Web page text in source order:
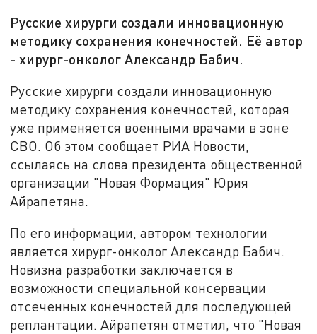
Русские хирурги создали инновационную
методику сохранения конечностей. Её автор
- хирург-онколог Александр Бабич.
Русские хирурги создали инновационную
методику сохранения конечностей, которая
уже применяется военными врачами в зоне
СВО. Об этом сообщает РИА Новости,
ссылаясь на слова президента общественной
организации "Новая Формация" Юрия
Айрапетяна.
По его информации, автором технологии
является хирург-онколог Александр Бабич.
Новизна разработки заключается в
возможности специальной консервации
отсеченных конечностей для последующей
реплантации. Айрапетян отметил, что "Новая